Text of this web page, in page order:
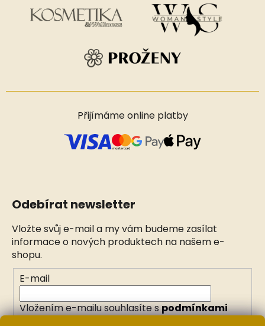
Přijímáme online platby
Odebírat newsletter
Vložte svůj e-mail a my vám budeme zasílat
informace o nových produktech na našem e-
shopu.
E-mail
Vložením e-mailu souhlasíte spodmínkami